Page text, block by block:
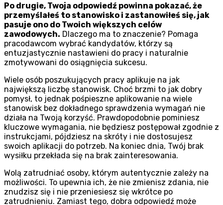
Po drugie, Twoja odpowiedź powinna pokazać, że
przemyślałeś to stanowisko i zastanowiłeś się, jak
pasuje ono do Twoich większych celów
zawodowych. Dlaczego ma to znaczenie? Pomaga
pracodawcom wybrać kandydatów, którzy są
entuzjastycznie nastawieni do pracy i naturalnie
zmotywowani do osiągnięcia sukcesu.
Wiele osób poszukujących pracy aplikuje na jak
największą liczbę stanowisk. Choć brzmi to jak dobry
pomysł, to jednak pośpieszne aplikowanie na wiele
stanowisk bez dokładnego sprawdzenia wymagań nie
działa na Twoją korzyść. Prawdopodobnie pominiesz
kluczowe wymagania, nie będziesz postępował zgodnie z
instrukcjami, pójdziesz na skróty i nie dostosujesz
swoich aplikacji do potrzeb. Na koniec dnia, Twój brak
wysiłku przekłada się na brak zainteresowania.
Wolą zatrudniać osoby, którym autentycznie zależy na
możliwości. To upewnia ich, że nie zmienisz zdania, nie
znudzisz się i nie przeniesiesz się wkrótce po
zatrudnieniu. Zamiast tego, dobra odpowiedź może